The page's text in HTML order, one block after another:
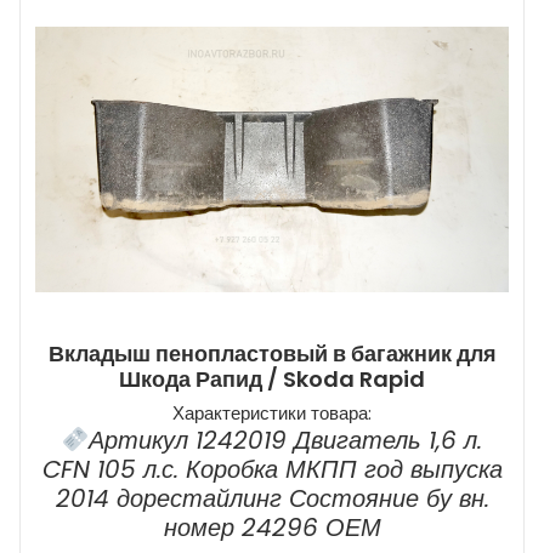
Вкладыш пенопластовый в багажник для
Шкода Рапид / Skoda Rapid
Характеристики товара:
Артикул 1242019 Двигатель 1,6 л.
CFN 105 л.с. Коробка МКПП год выпуска
2014 дорестайлинг Состояние бу вн.
номер 24296 ОЕМ